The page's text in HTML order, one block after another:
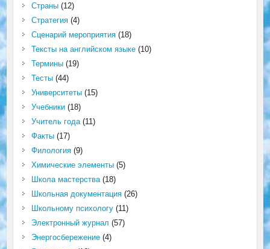
Страны(12)
Стратегия(4)
Сценарий мероприятия(18)
Тексты на английском языке(10)
Термины(19)
Тесты(44)
Университеты(15)
Учебники(18)
Учитель года(11)
Факты(17)
Филология(9)
Химические элементы(5)
Школа мастерства(18)
Школьная документация(26)
Школьному психологу(11)
Электронный журнал (57)
Энергосбережение(4)